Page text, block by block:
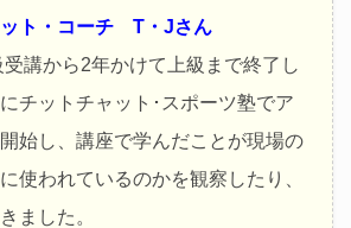
ト・コーチ T・Jさん
講から2年かけて上級まで終了し
チットチャット･スポーツ塾でア
始し、講座で学んだことが現場の
使われているのかを観察したり、
ました。